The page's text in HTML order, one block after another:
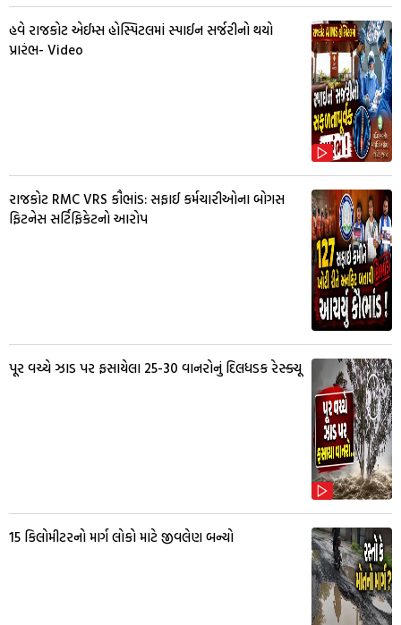
હવે રાજકોટ એઈમ્સ હોસ્પિટલમાં સ્પાઈન સર્જરીનો થયો
પ્રારંભ- Video
રાજકોટ RMC VRS કૌભાંડ: સફાઈ કર્મચારીઓના બોગસ
ફિટનેસ સર્ટિફિકેટનો આરોપ
પૂર વચ્ચે ઝાડ પર ફસાયેલા 25-30 વાનરોનું દિલધડક રેસ્ક્યૂ
15 કિલોમીટરનો માર્ગ લોકો માટે જીવલેણ બન્યો